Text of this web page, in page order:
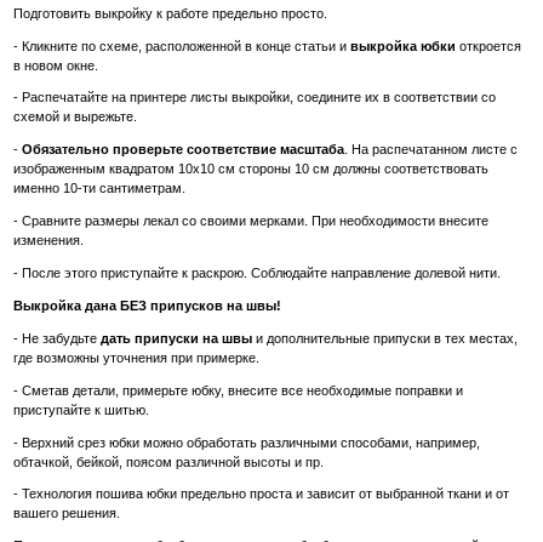
Подготовить выкройку к работе предельно просто.
- Кликните по схеме, расположенной в конце статьи ивыкройка юбки откроется
в новом окне.
- Распечатайте на принтере листы выкройки, соедините их в соответствии со
схемой и вырежьте.
-Обязательно проверьте соответствие масштаба . На распечатанном листе с
изображенным квадратом 10х10 см стороны 10 см должны соответствовать
именно 10-ти сантиметрам.
- Сравните размеры лекал со своими мерками. При необходимости внесите
изменения.
- После этого приступайте к раскрою. Соблюдайте направление долевой нити.
Выкройка дана БЕЗ припусков на швы!
- Не забудьте дать припуски на швы и дополнительные припуски в тех местах,
где возможны уточнения при примерке.
- Сметав детали, примерьте юбку, внесите все необходимые поправки и
приступайте к шитью.
- Верхний срез юбки можно обработать различными способами, например,
обтачкой, бейкой, поясом различной высоты и пр.
- Технология пошива юбки предельно проста и зависит от выбранной ткани и от
вашего решения.